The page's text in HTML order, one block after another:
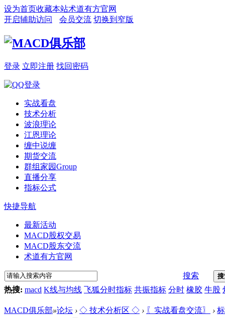
设为首页收藏本站术道有方官网
开启辅助访问
会员交流 切换到窄版
登录 立即注册 找回密码
实战看盘
技术分析
波浪理论
江恩理论
缠中说缠
期货交流
群组家园Group
直播分享
指标公式
快捷导航
最新活动
MACD股权交易
MACD股东交流
术道有方官网
搜索
热搜: macd K线与均线 飞狐分时指标 共振指标 分时 橡胶 牛股
MACD俱乐部»论坛 › ◇ 技术分析区 ◇ › 〖实战看盘交流〗 ›